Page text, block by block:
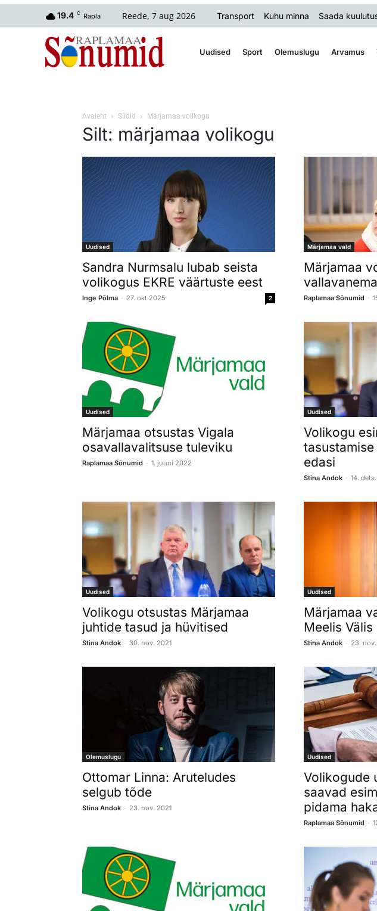
19.4 C Rapla Reede, 7 aug 2026 Transport Kuhu minna Saada
Uudised Sport Olemuslugu Arvamus
Avaleht Sildid Märjamaa volikogu
Silt: märjamaa volikogu
Uudised
Sandra Nurmsalu lubab seista
volikogus EKRE väärtuste eest
Inge Põlma - 27. okt 2025 2
Märjamaa vald
Märjamaa
Raplamaa Sõnumid -
Uudised
Märjamaa otsustas Vigala
osavallavalitsuse tuleviku
Raplamaa Sõnumid - 1. juuni 2022
Uudised
Volikogu
edasi
Stina Andok - 14.
Uudised
Volikogu otsustas Märjamaa
juhtide tasud ja hüvitised
Stina Andok - 30. nov. 2021
Uudised
Märjamaa
Meelis Välis
Stina Andok - 23.
Olemuslugu
Ottomar Linna: Aruteludes
selgub tõde
Stina Andok - 23. nov. 2021
Uudised
Volikogude
saavad
pidama
Raplamaa Sõnumid -